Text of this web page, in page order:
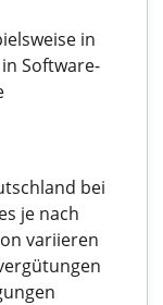
in
Software-
bei
je nach
variieren